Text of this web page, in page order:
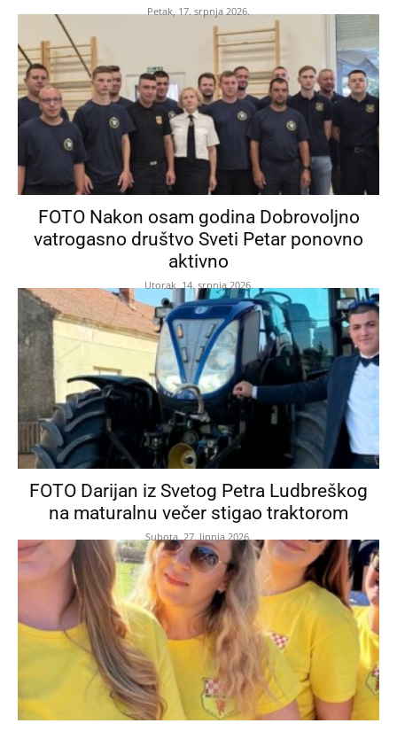
Petak, 17. srpnja 2026.
FOTO Nakon osam godina Dobrovoljno
vatrogasno društvo Sveti Petar ponovno
aktivno
Utorak, 14. srpnja 2026.
FOTO Darijan iz Svetog Petra Ludbreškog
na maturalnu večer stigao traktorom
Subota, 27. lipnja 2026.